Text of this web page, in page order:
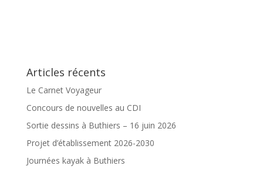
Articles récents
Le Carnet Voyageur
Concours de nouvelles au CDI
Sortie dessins à Buthiers – 16 juin 2026
Projet d’établissement 2026-2030
Journées kayak à Buthiers